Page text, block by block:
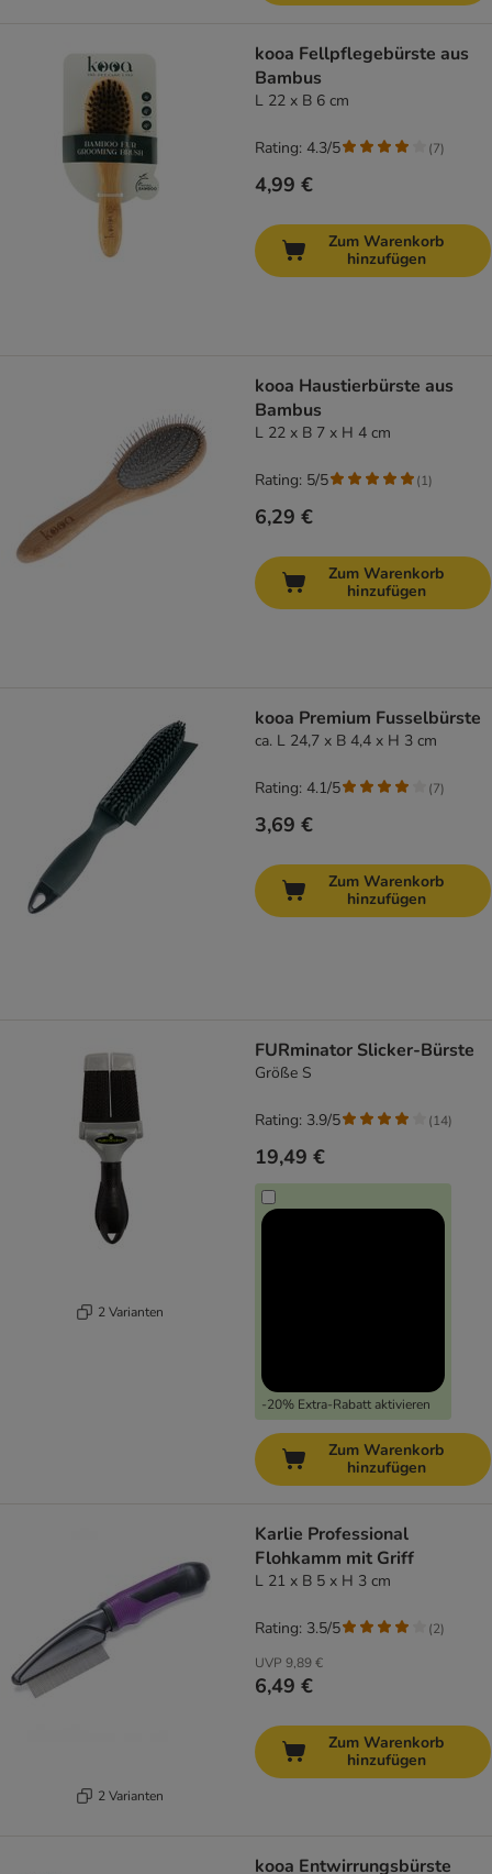
kooa Fellpflegebürste aus
Bambus
L 22 x B 6 cm
4,99 €
Rating: 4.3/5 (7)
Zum Warenkorb
hinzufügen
kooa Haustierbürste aus
Bambus
L 22 x B 7 x H 4 cm
6,29 €
Rating: 5/5 (1)
Zum Warenkorb
hinzufügen
kooa Premium Fusselbürste
ca. L 24,7 x B 4,4 x H 3 cm
3,69 €
Rating: 4.1/5 (7)
Zum Warenkorb
hinzufügen
2 Varianten
FURminator Slicker-Bürste
Größe S
19,49 €
-20% Extra-Rabatt aktivieren
Rating: 3.9/5 (14)
Zum Warenkorb
hinzufügen
2 Varianten
Karlie Professional
Flohkamm mit Griff
L 21 x B 5 x H 3 cm
UVP 9,89 €
6,49 €
Rating: 3.5/5 (2)
Zum Warenkorb
hinzufügen
kooa Entwirrungsbürste